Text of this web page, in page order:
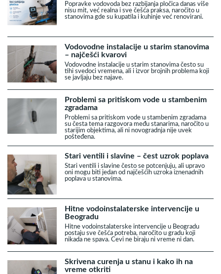
Popravke vodovoda bez razbijanja pločica danas više
nisu mit, već realna i sve češća praksa, naročito u
stanovima gde su kupatila i kuhinje već renovirani.
Vodovodne instalacije u starim stanovima
– najčešći kvarovi
Vodovodne instalacije u starim stanovima često su
tihi svedoci vremena, ali i izvor brojnih problema koji
se javljaju bez najave.
Problemi sa pritiskom vode u stambenim
zgradama
Problemi sa pritiskom vode u stambenim zgradama
su česta tema razgovora među stanarima, naročito u
starijim objektima, ali ni novogradnja nije uvek
pošteđena.
Stari ventili i slavine – čest uzrok poplava
Stari ventili i slavine često se potcenjuju, ali upravo
oni mogu biti jedan od najčešćih uzroka iznenadnih
poplava u stanovima.
Hitne vodoinstalaterske intervencije u
Beogradu
Hitne vodoinstalaterske intervencije u Beogradu
postaju sve češća potreba, naročito u gradu koji
nikada ne spava. Cevi ne biraju ni vreme ni dan.
Skrivena curenja u stanu i kako ih na
vreme otkriti